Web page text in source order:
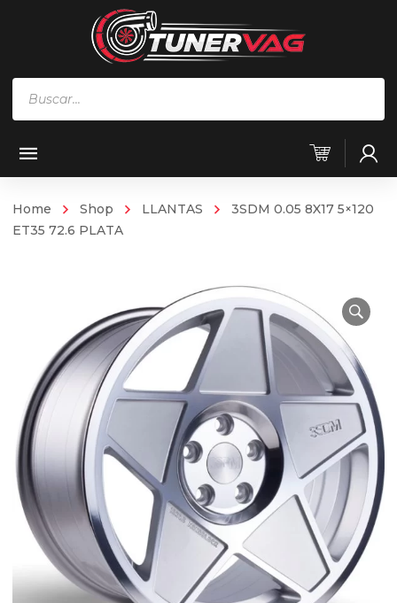
Home Shop LLANTAS
3SDM 0.05 8X17 5×120
ET35 72.6 PLATA